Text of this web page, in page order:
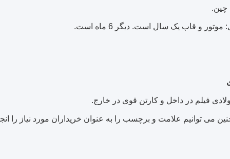
دیگر 6 ماه است.
فیلم در داخل و کارتن قوی در خارج.
می توانیم علامت و برچسب را به عنوان خریداران مورد نیاز را